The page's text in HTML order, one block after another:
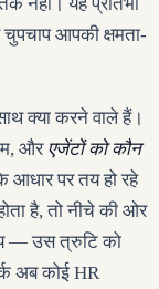
आपकी क्षमता-
क्या करने वाले हैं।
और एजेंटों को कौन
आधार पर तय हो रहे
है, तो नीचे की ओर
— उस त्रुटि को
अब कोई HR